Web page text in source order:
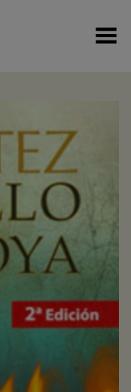
Menú Alterno